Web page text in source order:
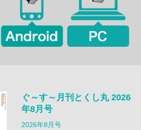
ぐ～す～月刊とくし丸 2026
年8月号
2026年8月号